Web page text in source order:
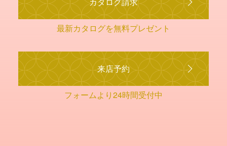
最新カタログを無料プレゼント
来店予約
フォームより24時間受付中